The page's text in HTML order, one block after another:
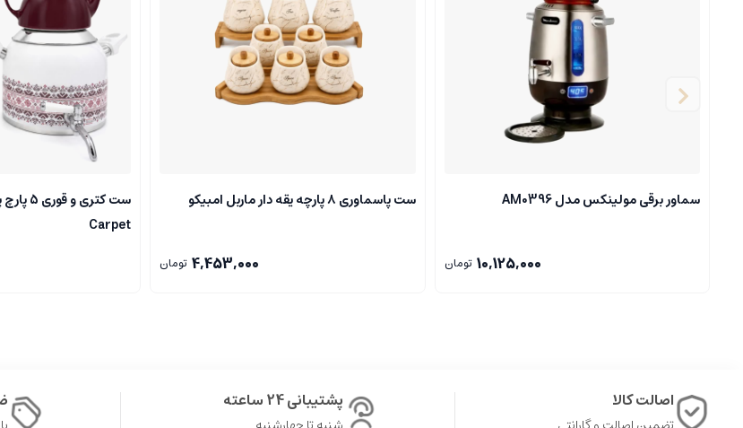
سماور برقی مولینکس مدل AM0396
10,125,000 تومان
ست پاسماوری ۸ پارچه یقه دار ماربل امبیکو
4,453,000 تومان
Carpet
اصالت کالا پشتیبانی 24 ساعته